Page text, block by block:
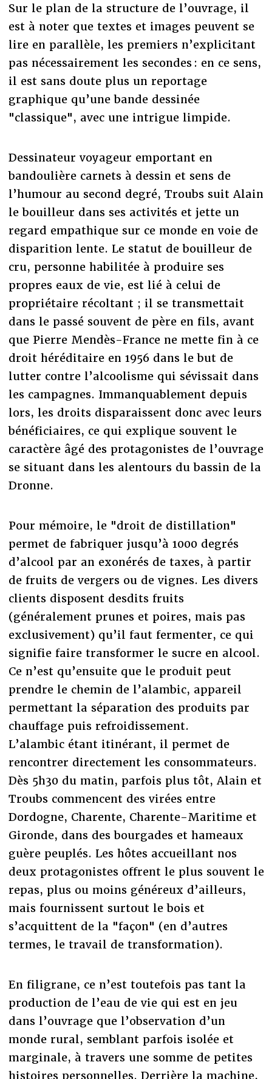
Sur le plan de la structure de l’ouvrage, il
est à noter que textes et images peuvent se
lire en parallèle, les premiers n’explicitant
pas nécessairement les secondes : en ce sens,
il est sans doute plus un reportage
graphique qu’une bande dessinée
"classique", avec une intrigue limpide.
Dessinateur voyageur emportant en
bandoulière carnets à dessin et sens de
l’humour au second degré, Troubs suit Alain
le bouilleur dans ses activités et jette un
regard empathique sur ce monde en voie de
disparition lente. Le statut de bouilleur de
cru, personne habilitée à produire ses
propres eaux de vie, est lié à celui de
propriétaire récoltant ; il se transmettait
dans le passé souvent de père en fils, avant
que Pierre Mendès-France ne mette fin à ce
droit héréditaire en 1956 dans le but de
lutter contre l’alcoolisme qui sévissait dans
les campagnes. Immanquablement depuis
lors, les droits disparaissent donc avec leurs
bénéficiaires, ce qui explique souvent le
caractère âgé des protagonistes de l’ouvrage
se situant dans les alentours du bassin de la
Dronne.
Pour mémoire, le "droit de distillation"
permet de fabriquer jusqu’à 1000 degrés
d’alcool par an exonérés de taxes, à partir
de fruits de vergers ou de vignes. Les divers
clients disposent desdits fruits
(généralement prunes et poires, mais pas
exclusivement) qu’il faut fermenter, ce qui
signifie faire transformer le sucre en alcool.
Ce n’est qu’ensuite que le produit peut
prendre le chemin de l’alambic, appareil
permettant la séparation des produits par
chauffage puis refroidissement.
L’alambic étant itinérant, il permet de
rencontrer directement les consommateurs.
Dès 5h30 du matin, parfois plus tôt, Alain et
Troubs commencent des virées entre
Dordogne, Charente, Charente-Maritime et
Gironde, dans des bourgades et hameaux
guère peuplés. Les hôtes accueillant nos
deux protagonistes offrent le plus souvent le
repas, plus ou moins généreux d’ailleurs,
mais fournissent surtout le bois et
s’acquittent de la "façon" (en d’autres
termes, le travail de transformation).
En filigrane, ce n’est toutefois pas tant la
production de l’eau de vie qui est en jeu
dans l’ouvrage que l’observation d’un
monde rural, semblant parfois isolée et
marginale, à travers une somme de petites
histoires personnelles. Derrière la machine,